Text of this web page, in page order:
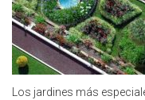
Los jardines más